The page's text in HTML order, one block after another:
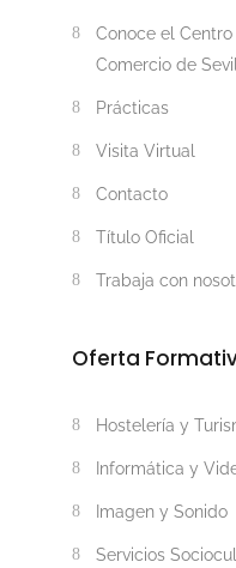
Conoce el
Comercio de
Prácticas
Visita Virtual
Contacto
Título Oficial
Trabaja con
Oferta
Hostelería y
Informática y
Imagen y Sonido
Servicios